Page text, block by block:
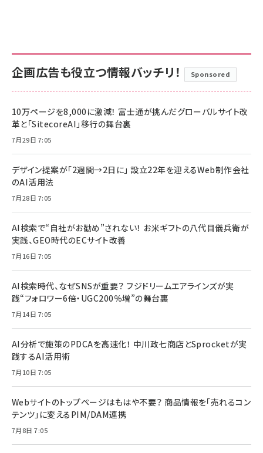
企画広告も役立つ情報バッチリ！ Sponsored
10万ページを8,000に激減！ 富士通が挑んだグローバルサイト改
革と「SitecoreAI」移行の舞台裏
7月29日 7:05
デザイン提案が「2週間→2日に」 設立22年を迎えるWeb制作会社
のAI活用法
7月28日 7:05
AI検索で“自社がお勧め”されない！ お米ギフトの八代目儀兵衛が
実践、GEO時代のECサイト改善
7月16日 7:05
AI検索時代、なぜSNSが重要？ フジドリームエアラインズが実
践“フォロワー6倍・UGC200％増”の舞台裏
7月14日 7:05
AI分析で施策のPDCAを高速化！ 中川政七商店とSprocketが実
践するAI活用術
7月10日 7:05
Webサイトのトップページはもはや不要？ 商品情報を「売れるコン
テンツ」に変えるPIM/DAM連携
7月8日 7:05